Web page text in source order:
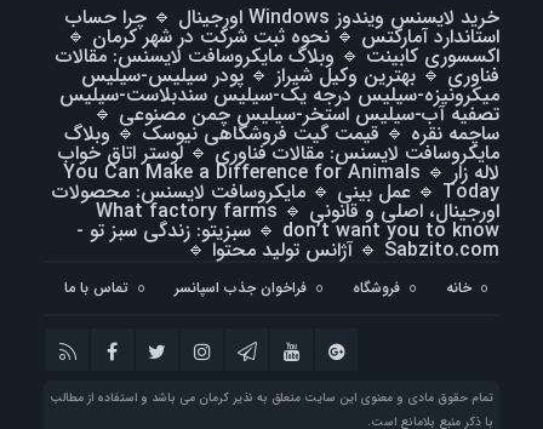
خرید لایسنس ویندوز Windows اورجینال
🔹 چرا حساب
استاندارد آمارکتس 🔹نحوه ثبت شرکت در شهر کرمان 🔹
اکسسوری کابینت 🔹 وبلاگ مایکروسافت لایسنس: مقالات
فناوری🔹 بهترین وکیل شیراز 🔹پودر سیلیس-سیلیس
میکرونیزه-سیلیس درجه یک-سیلیس سندبلاست-سیلیس
تصفیه آب-سیلیس استخر-سیلیس چمن مصنوعی 🔹
ساچمه نقره 🔹قیمت گیت فروشگاهی نیوسک 🔹 وبلاگ
مایکروسافت لایسنس: مقالات فناوری🔹لوستر اتاق خواب
لاله زار 🔹
You Can Make a Difference for Animals
Today
🔹 عمل بینی 🔹 مایکروسافت لایسنس: محصولات
اورجینال، اصلی و قانونی 🔹
What factory farms
don’t want you to know
🔹 سبزیتو: زندگی سبز تو -
Sabzito.com
🔹 آژانس تولید محتوا🔹
خانه فروشگاه فراخوان جذب اسپانسر تماس با ما
تمام حقوق مادی و معنوی این سایت متعلق به نذیر کرمان می باشد و استفاده از مطالب
با ذکر منبع بلامانع است.